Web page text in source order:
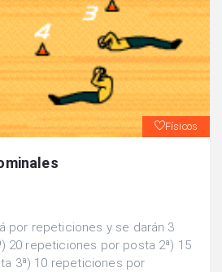
Físicos
por repeticiones y se darán 3
20 repeticiones por posta 2ª) 15
3ª) 10 repeticiones por